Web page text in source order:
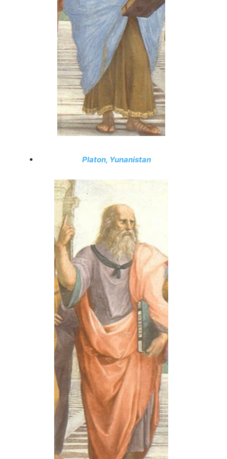
Platon, Yunanistan